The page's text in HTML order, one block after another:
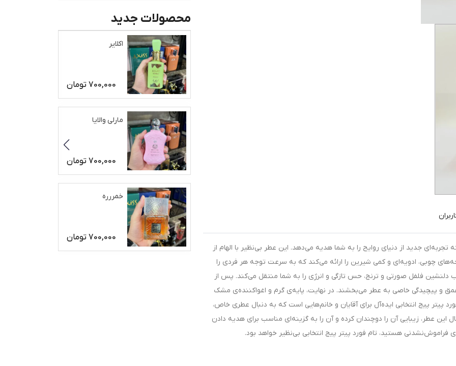
جدید از دنیای روایح را به شما هدیه می‌دهد. این عطر بی‌نظیر با الهام از
چوبی، ادویه‌ای و کمی شیرین را ارائه می‌کند که به سرعت توجه هر فردی را
دلنشین فلفل صورتی و ترنج، حس تازگی و انرژی را به شما منتقل می‌کند. پس از
و پیچیدگی خاصی به عطر می‌بخشند. در نهایت، پایه‌ی گرم و اغواکننده‌ی مشک
پیتر پیج انتخابی ایده‌آل برای آقایان و خانم‌هایی است که به دنبال عطری خاص،
عطر، زیبایی آن را دوچندان کرده و آن را به گزینه‌ای مناسب برای هدیه دادن
فراموش‌نشدنی هستید، تام فورد پیتر پیج انتخابی بی‌نظیر خواهد بود.
محصولات جدید
اکلایر
700,000 تومان
مارلی والایا
700,000 تومان
خمررره
700,000 تومان